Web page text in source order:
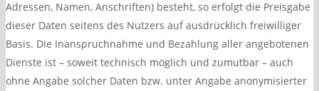
Adressen, Namen, Anschriften) besteht, so erfolgt die Preisgabe
dieser Daten seitens des Nutzers auf ausdrücklich freiwilliger
Basis. Die Inanspruchnahme und Bezahlung aller angebotenen
Dienste ist – soweit technisch möglich und zumutbar – auch
ohne Angabe solcher Daten bzw. unter Angabe anonymisierter